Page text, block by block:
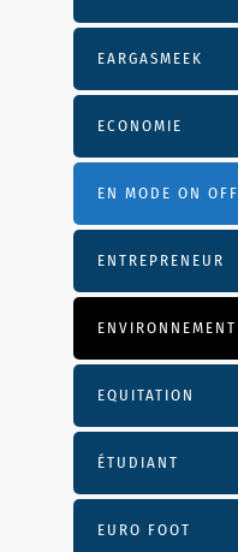
EARGASMEEK
ECONOMIE
EN MODE ON OFF
ENTREPRENEUR
ENVIRONNEMENT
EQUITATION
ÉTUDIANT
EURO FOOT